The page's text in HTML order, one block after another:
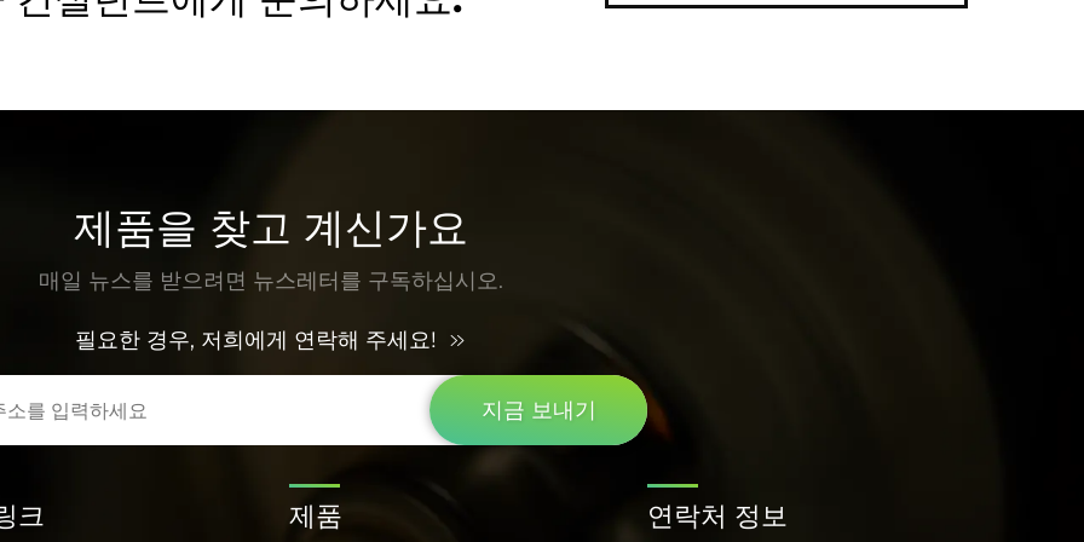
제품을 찾고 계신가요
매일 뉴스를 받으려면 뉴스레터를 구독하십시오.
필요한 경우, 저희에게 연락해 주세요!
지금 보내기
크 제품 연락처 정보